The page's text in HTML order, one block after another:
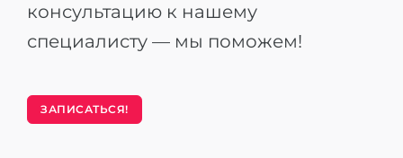
консультацию к нашему
специалисту — мы поможем!
ЗАПИСАТЬСЯ!